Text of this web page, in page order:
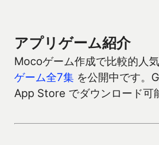
アプリゲーム紹介
Mocoゲーム作成で比較的人
ゲーム全7集 を公開中です。
App Store でダウンロード可